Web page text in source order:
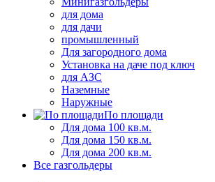
для дома
для дачи
промышленный
Для загородного дома
Установка на даче под ключ
для АЗС
Наземные
Наружные
По площади
Для дома 100 кв.м.
Для дома 150 кв.м.
Для дома 200 кв.м.
Все газгольдеры